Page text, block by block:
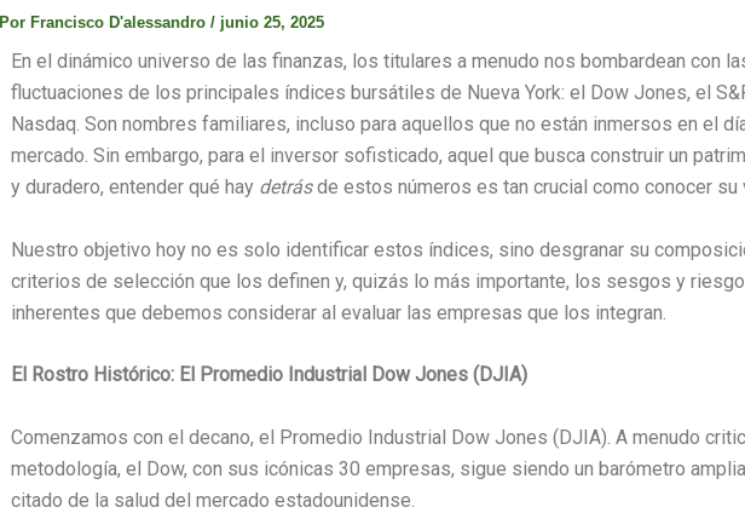
Por Francisco D'alessandro / junio 25, 2025
En el dinámico universo de las finanzas, los titulares a menudo nos bombardean con
fluctuaciones de los principales índices bursátiles de Nueva York: el Dow Jones, el
Nasdaq. Son nombres familiares, incluso para aquellos que no están inmersos en el
mercado. Sin embargo, para el inversor sofisticado, aquel que busca construir un
y duradero, entender qué hay detrásde estos números es tan crucial como conocer su
Nuestro objetivo hoy no es solo identificar estos índices, sino desgranar su
criterios de selección que los definen y, quizás lo más importante, los sesgos y
inherentes que debemos considerar al evaluar las empresas que los integran.
El Rostro Histórico: El Promedio Industrial Dow Jones (DJIA)
Comenzamos con el decano, el Promedio Industrial Dow Jones (DJIA). A menudo
metodología, el Dow, con sus icónicas 30 empresas, sigue siendo un barómetro
citado de la salud del mercado estadounidense.